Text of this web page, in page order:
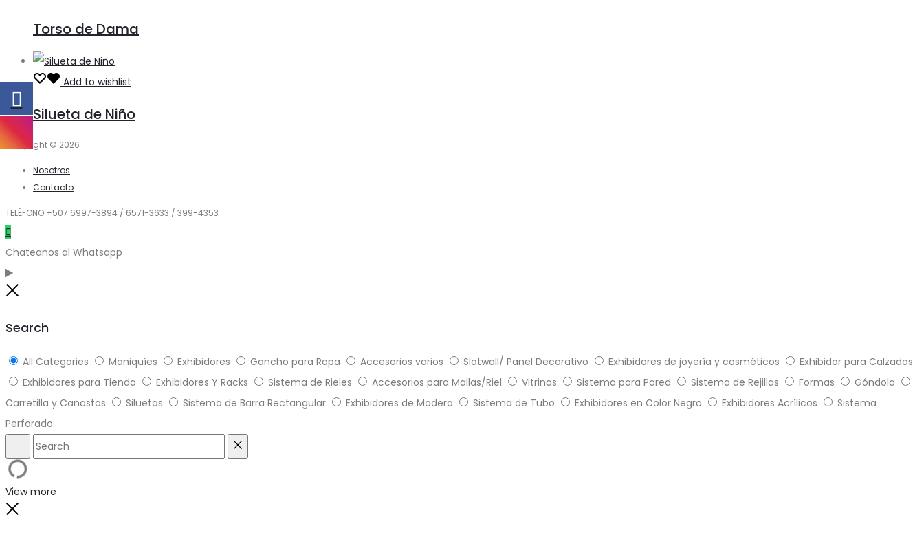
Torso de Dama
Add to wishlist
Silueta de Niño
Copyright © 2026
Nosotros
Contacto
TELÉFONO +507 6997-3894 / 6571-3633 / 399-4353
Chateanos al Whatsapp
Search
All Categories Maniquíes Exhibidores Gancho para Ropa Accesorios varios Slatwall/ Panel Decorativo Exhibidores de joyería y cosméticos
Exhibidor para Calzados
Exhibidores para Tienda
Exhibidores Y Racks Sistema de Rieles Accesorios para Mallas/Riel Vitrinas Sistema para Pared Sistema de Rejillas Formas
Góndola
Carretilla y Canastas
Siluetas Sistema de Barra Rectangular Exhibidores de Madera Sistema de Tubo Exhibidores en Color Negro Exhibidores Acrílicos
Sistema
Perforado
Search
View more